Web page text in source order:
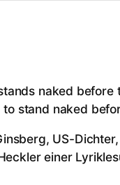
naked before
stand naked
US-
einer